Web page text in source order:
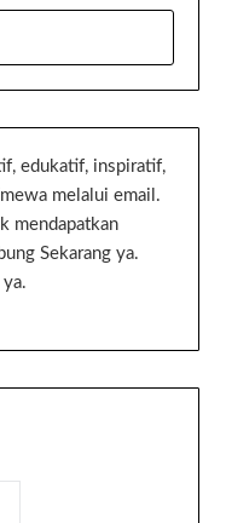
edukatif, inspiratif,
melalui email.
mendapatkan
Sekarang ya.